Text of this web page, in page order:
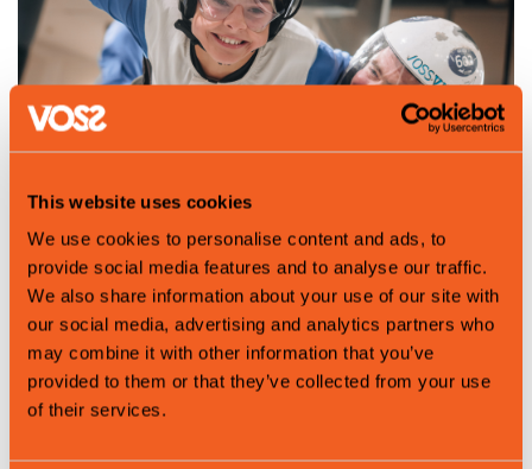
This website uses cookies
We use cookies to personalise content and ads, to
provide social media features and to analyse our traffic.
We also share information about your use of our site with
our social media, advertising and analytics partners who
may combine it with other information that you’ve
provided to them or that they’ve collected from your use
of their services.
Kurs og kompetanse